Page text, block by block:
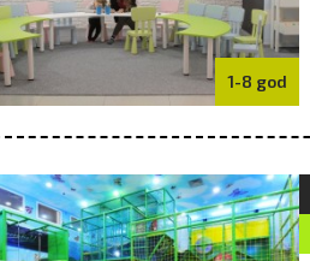
1-8 god